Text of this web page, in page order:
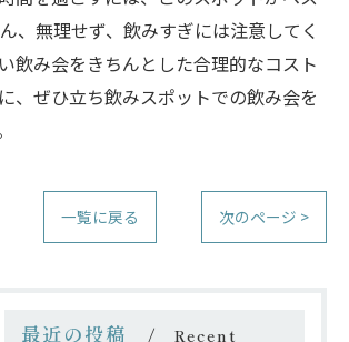
、無理せず、飲みすぎには注意してく
飲み会をきちんとした合理的なコスト
、ぜひ立ち飲みスポットでの飲み会を
一覧に戻る 次のページ >
最近の投稿
Recent